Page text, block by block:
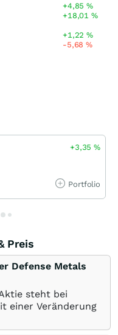
+4,85%
+18,01%
+1,22%
-5,68%
+3,35%
Portfolio
Preis
Defense Metals
steht bei
einer Veränderung